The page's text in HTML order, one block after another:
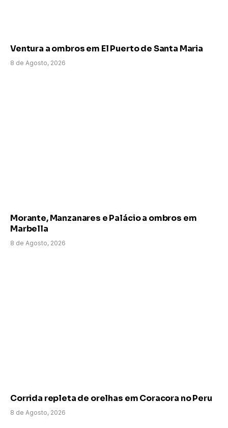
Ventura a ombros em El Puerto de Santa Maria
8 de Agosto, 2026
Morante, Manzanares e Palácio a ombros em
Marbella
8 de Agosto, 2026
Corrida repleta de orelhas em Coracora no Peru
8 de Agosto, 2026